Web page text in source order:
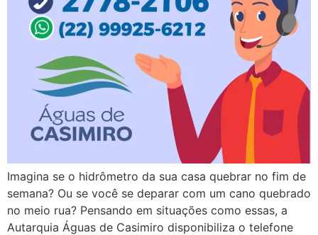
Imagina se o hidrômetro da sua casa quebrar no fim de
semana? Ou se você se deparar com um cano quebrado
no meio rua? Pensando em situações como essas, a
Autarquia Águas de Casimiro disponibiliza o telefone